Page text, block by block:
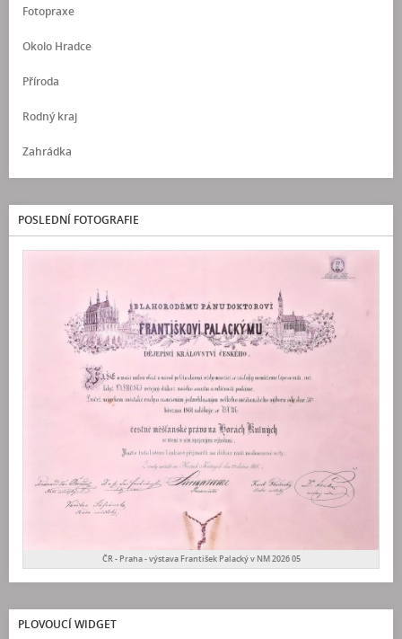
Fotopraxe
Okolo Hradce
Příroda
Rodný kraj
Zahrádka
POSLEDNÍ FOTOGRAFIE
ČR - Praha - výstava František Palacký v NM 2026 05
PLOVOUCÍ WIDGET